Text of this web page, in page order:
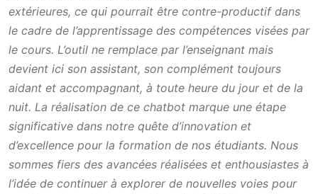
extérieures, ce qui pourrait être contre-productif dans
le cadre de l’apprentissage des compétences visées par
le cours. L’outil ne remplace par l’enseignant mais
devient ici son assistant, son complément toujours
aidant et accompagnant, à toute heure du jour et de la
nuit. La réalisation de ce chatbot marque une étape
significative dans notre quête d’innovation et
d’excellence pour la formation de nos étudiants. Nous
sommes fiers des avancées réalisées et enthousiastes à
l’idée de continuer à explorer de nouvelles voies pour